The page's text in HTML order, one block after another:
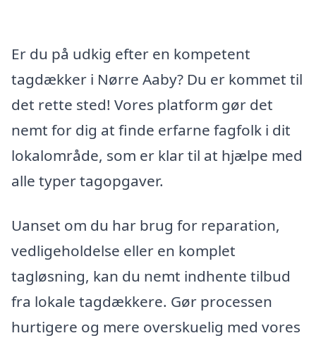
Er du på udkig efter en kompetent
tagdækker i Nørre Aaby? Du er kommet til
det rette sted! Vores platform gør det
nemt for dig at finde erfarne fagfolk i dit
lokalområde, som er klar til at hjælpe med
alle typer tagopgaver.
Uanset om du har brug for reparation,
vedligeholdelse eller en komplet
tagløsning, kan du nemt indhente tilbud
fra lokale tagdækkere. Gør processen
hurtigere og mere overskuelig med vores